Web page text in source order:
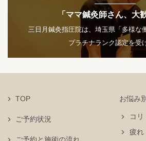
「ママ鍼灸師さん、大
三日月鍼灸指圧院は、埼玉県「多様な
プラチナランク認定を受け
TOP
ご予約状況
お悩み
コ
疲れ